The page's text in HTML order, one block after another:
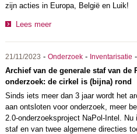
zijn acties in Europa, België en Luik!
Lees meer
21/11/2023 - Onderzoek- Inventarisatie -
Archief van de generale staf van de
onderzoek: de cirkel is (bijna) rond
Sinds iets meer dan 3 jaar wordt het
aan ontsloten voor onderzoek, meer
2.0-onderzoeksproject NaPol-Intel.
staf en van twee algemene directies